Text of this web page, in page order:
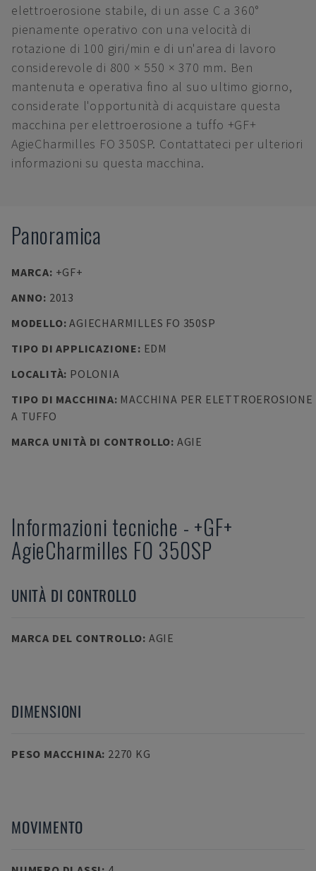
elettroerosione stabile, di un asse C a 360°
pienamente operativo con una velocità di
rotazione di 100 giri/min e di un'area di lavoro
considerevole di 800 × 550 × 370 mm. Ben
mantenuta e operativa fino al suo ultimo giorno,
considerate l'opportunità di acquistare questa
macchina per elettroerosione a tuffo +GF+
AgieCharmilles FO 350SP. Contattateci per ulteriori
informazioni su questa macchina.
Panoramica
MARCA: +GF+
ANNO: 2013
MODELLO:AGIECHARMILLES FO 350SP
TIPO DI APPLICAZIONE: EDM
LOCALITÀ: POLONIA
TIPO DI MACCHINA: MACCHINA PER ELETTROEROSIONE
A TUFFO
MARCA UNITÀ DI CONTROLLO: AGIE
Informazioni tecniche - +GF+
AgieCharmilles FO 350SP
UNITÀ DI CONTROLLO
MARCA DEL CONTROLLO: AGIE
DIMENSIONI
PESO MACCHINA: 2270 KG
MOVIMENTO